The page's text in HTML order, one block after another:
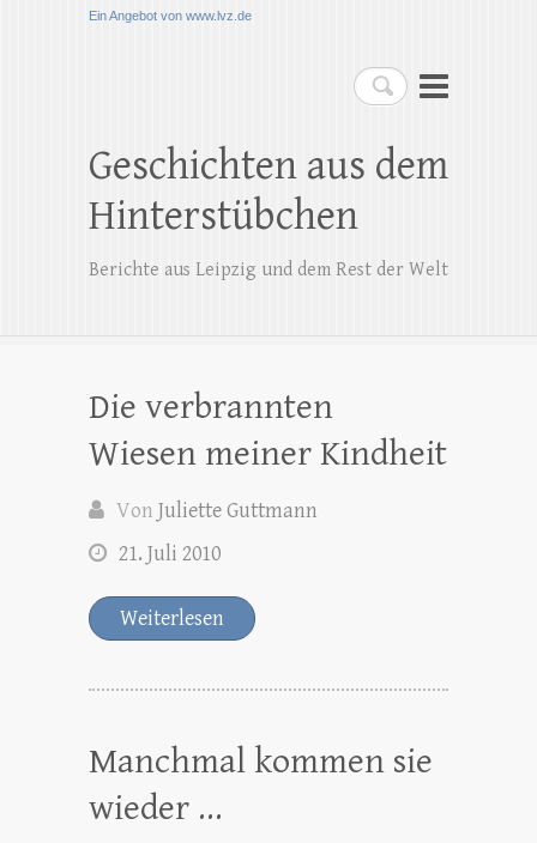
Ein Angebot von www.lvz.de
Suchen
Geschichten aus dem
Hinterstübchen
Berichte aus Leipzig und dem Rest der Welt
Die verbrannten
Wiesen meiner Kindheit
Von Juliette Guttmann
21. Juli 2010
Weiterlesen
Manchmal kommen sie
wieder …